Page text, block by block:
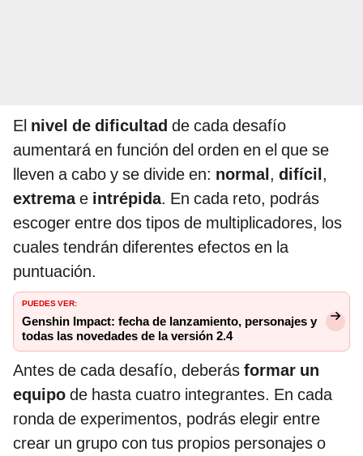
El nivel de dificultad de cada desafío
aumentará en función del orden en el que se
lleven a cabo y se divide en: normal , difícil ,
extremae intrépida. En cada reto, podrás
escoger entre dos tipos de multiplicadores, los
cuales tendrán diferentes efectos en la
puntuación.
PUEDES VER:
Genshin Impact: fecha de lanzamiento, personajes y
todas las novedades de la versión 2.4
Antes de cada desafío, deberás formar un
equipo de hasta cuatro integrantes. En cada
ronda de experimentos, podrás elegir entre
crear un grupo con tus propios personajes o